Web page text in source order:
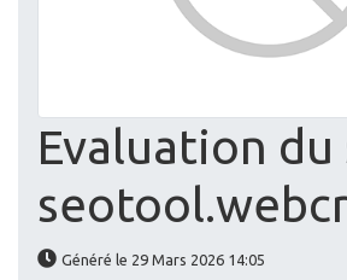
Evaluation du
Généré le 29 Mars 2026 14:05